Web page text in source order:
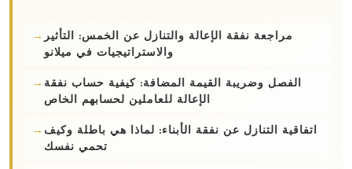
مراجعة نفقة الإعالة والتنازل عن الخمس: التأثير
والاستراتيجيات في ميلانو
الفصل وضريبة القيمة المضافة: كيفية حساب نفقة
الإعالة للعاملين لحسابهم الخاص
اتفاقية التنازل عن نفقة الأبناء: لماذا هي باطلة وكيف
تحمي نفسك